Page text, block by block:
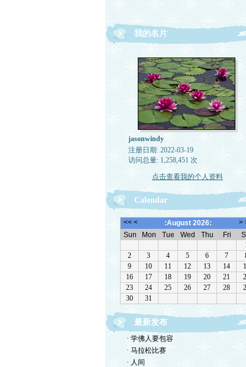
我的名片
jasonwindy
注册日期: 2022-03-19
访问总量: 1,258,451 次
点击查看我的个人资料
Calendar
最新发布
· 学佛人要包容
· 马拉松比赛
· 人间